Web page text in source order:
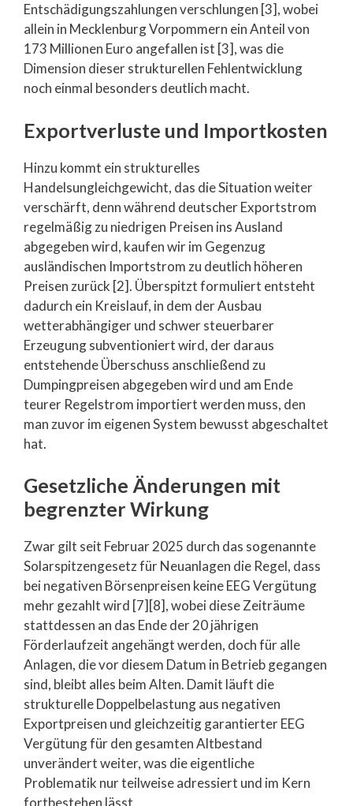
Entschädigungszahlungen verschlungen [3], wobei
allein in Mecklenburg Vorpommern ein Anteil von
173 Millionen Euro angefallen ist [3], was die
Dimension dieser strukturellen Fehlentwicklung
noch einmal besonders deutlich macht.
Exportverluste und Importkosten
Hinzu kommt ein strukturelles
Handelsungleichgewicht, das die Situation weiter
verschärft, denn während deutscher Exportstrom
regelmäßig zu niedrigen Preisen ins Ausland
abgegeben wird, kaufen wir im Gegenzug
ausländischen Importstrom zu deutlich höheren
Preisen zurück [2]. Überspitzt formuliert entsteht
dadurch ein Kreislauf, in dem der Ausbau
wetterabhängiger und schwer steuerbarer
Erzeugung subventioniert wird, der daraus
entstehende Überschuss anschließend zu
Dumpingpreisen abgegeben wird und am Ende
teurer Regelstrom importiert werden muss, den
man zuvor im eigenen System bewusst abgeschaltet
hat.
Gesetzliche Änderungen mit
begrenzter Wirkung
Zwar gilt seit Februar 2025 durch das sogenannte
Solarspitzengesetz für Neuanlagen die Regel, dass
bei negativen Börsenpreisen keine EEG Vergütung
mehr gezahlt wird [7][8], wobei diese Zeiträume
stattdessen an das Ende der 20 jährigen
Förderlaufzeit angehängt werden, doch für alle
Anlagen, die vor diesem Datum in Betrieb gegangen
sind, bleibt alles beim Alten. Damit läuft die
strukturelle Doppelbelastung aus negativen
Exportpreisen und gleichzeitig garantierter EEG
Vergütung für den gesamten Altbestand
unverändert weiter, was die eigentliche
Problematik nur teilweise adressiert und im Kern
fortbestehen lässt.